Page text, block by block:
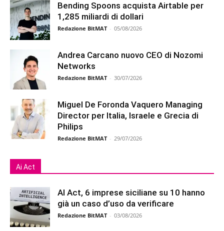
Bending Spoons acquista Airtable per
1,285 miliardi di dollari
Redazione BitMAT - 05/08/2026
Andrea Carcano nuovo CEO di Nozomi
Networks
Redazione BitMAT - 30/07/2026
Miguel De Foronda Vaquero Managing
Director per Italia, Israele e Grecia di
Philips
Redazione BitMAT - 29/07/2026
Ai Act
AI Act, 6 imprese siciliane su 10 hanno
già un caso d’uso da verificare
Redazione BitMAT - 03/08/2026